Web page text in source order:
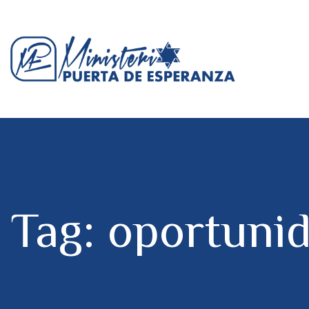
Tag: